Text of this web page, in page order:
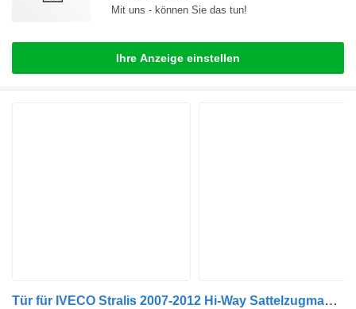
Mit uns - können Sie das tun!
Ihre Anzeige einstellen
Tür für IVECO Stralis 2007-2012 Hi-Way Sattelzugmaschine